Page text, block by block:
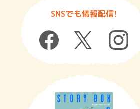
SNSでも情報配信!